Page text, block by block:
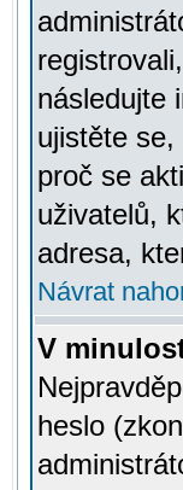
následujte
ujistěte
proč se
uživatelů,
adresa,
Návrat
V
heslo